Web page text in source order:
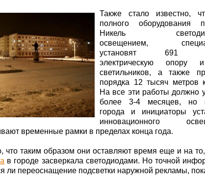
Также стало известно,
полного оборудования
Никель
освещением,
установят 691
электрическую опору
светильников, а также
порядка 12 тысяч метров
На все эти работы должно
более 3-4 месяцев, но
города и инициаторы
инновационного
временные рамки в пределах конца года.
что таким образом они оставляют время еще и на
в городе засверкала светодиодами. Но точной
ли переоснащение подсветки наружной рекламы,